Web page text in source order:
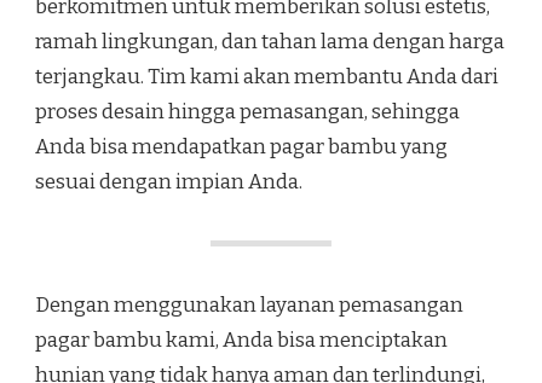
berkomitmen untuk memberikan solusi estetis,
ramah lingkungan, dan tahan lama dengan harga
terjangkau. Tim kami akan membantu Anda dari
proses desain hingga pemasangan, sehingga
Anda bisa mendapatkan pagar bambu yang
sesuai dengan impian Anda.
Dengan menggunakan layanan pemasangan
pagar bambu kami, Anda bisa menciptakan
hunian yang tidak hanya aman dan terlindungi,